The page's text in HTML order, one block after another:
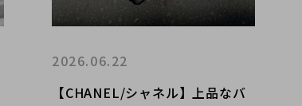
【CHANEL/シャネル】上品なバ
2026.06.22